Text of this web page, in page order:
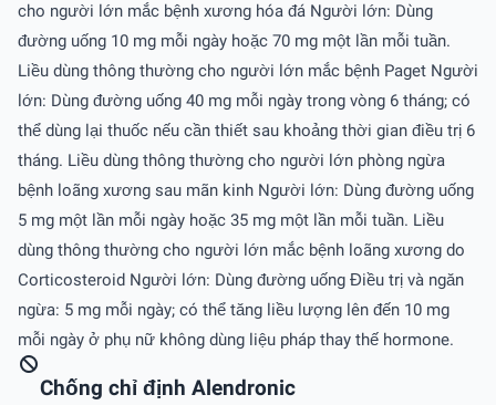
cho người lớn mắc bệnh xương hóa đá Người lớn: Dùng
đường uống 10 mg mỗi ngày hoặc 70 mg một lần mỗi tuần.
Liều dùng thông thường cho người lớn mắc bệnh Paget Người
lớn: Dùng đường uống 40 mg mỗi ngày trong vòng 6 tháng; có
thể dùng lại thuốc nếu cần thiết sau khoảng thời gian điều trị 6
tháng. Liều dùng thông thường cho người lớn phòng ngừa
bệnh loãng xương sau mãn kinh Người lớn: Dùng đường uống
5 mg một lần mỗi ngày hoặc 35 mg một lần mỗi tuần. Liều
dùng thông thường cho người lớn mắc bệnh loãng xương do
Corticosteroid Người lớn: Dùng đường uống Điều trị và ngăn
ngừa: 5 mg mỗi ngày; có thể tăng liều lượng lên đến 10 mg
mỗi ngày ở phụ nữ không dùng liệu pháp thay thế hormone.
Chống chỉ định Alendronic